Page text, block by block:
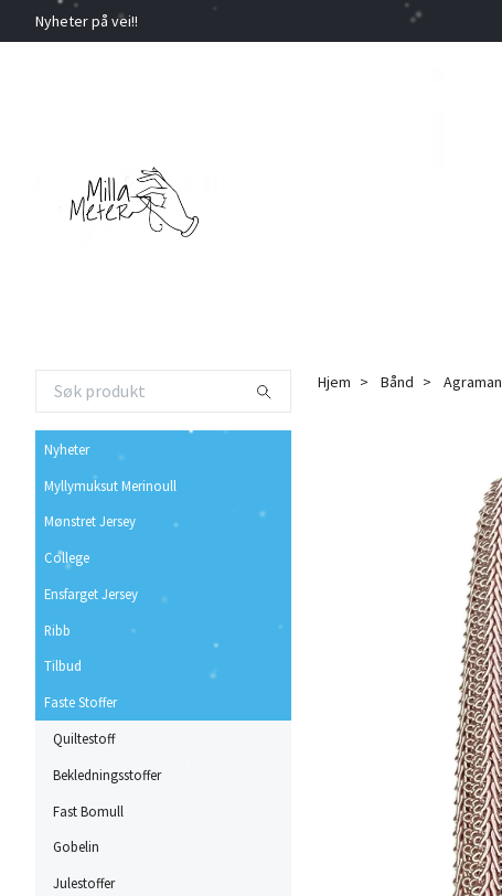
Nyheter på vei!!
Nyheter
Myllymuksut Merinoull
Mønstret Jersey
College
Ensfarget Jersey
Ribb
Tilbud
Faste Stoffer
Quiltestoff
Bekledningsstoffer
Fast Bomull
Gobelin
Julestoffer
Hjem Bånd Agraman